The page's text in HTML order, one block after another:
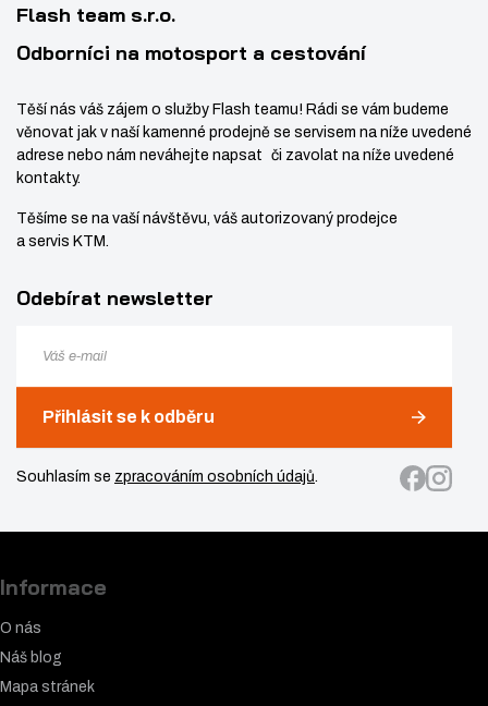
Flash team s.r.o.
Odborníci na motosport a cestování
Těší nás váš zájem o služby Flash teamu! Rádi se vám budeme
věnovat jak v naší kamenné prodejně se servisem na níže uvedené
adrese nebo nám neváhejte napsat či zavolat na níže uvedené
kontakty.
Těšíme se na vaší návštěvu, váš autorizovaný prodejce
a servis KTM.
Odebírat newsletter
Přihlásit se k odběru
Souhlasím se zpracováním osobních údajů.
Informace
O nás
Náš blog
Mapa stránek